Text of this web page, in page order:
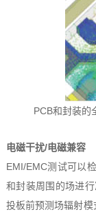
PCB和封装的
电磁干扰/电磁兼容
EMI/EMC测试可以
和封装周围的场进
投板前预测场辐射